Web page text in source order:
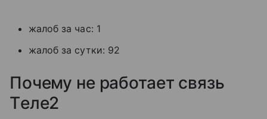
жалоб за час: 1
жалоб за сутки: 92
Почему не работает связь
Tеле2